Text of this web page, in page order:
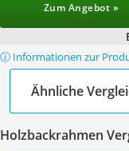
Zum Angebot »
ⓘ Informationen zur
Ähnliche
Holzbackrahmen